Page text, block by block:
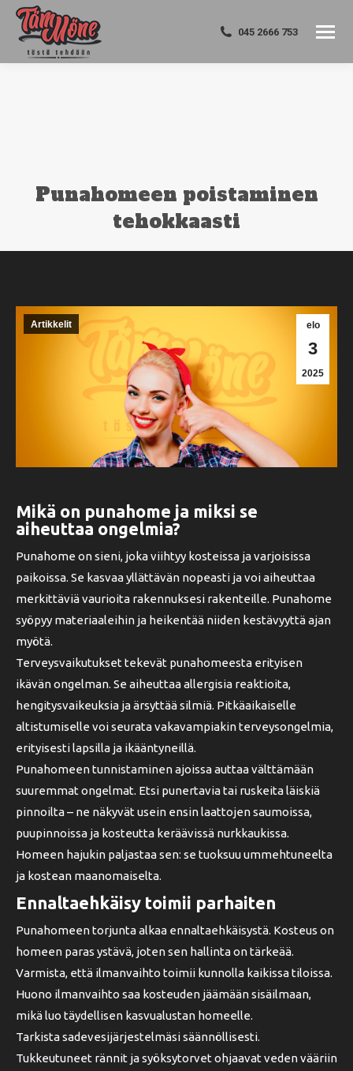
045 2666 753
Punahomeen poistaminen
tehokkaasti
elo
3
2025
Artikkelit
Mikä on punahome ja miksi se
aiheuttaa ongelmia?
Punahome on sieni, joka viihtyy kosteissa ja varjoisissa
paikoissa. Se kasvaa yllättävän nopeasti ja voi aiheuttaa
merkittäviä vaurioita rakennuksesi rakenteille. Punahome
syöpyy materiaaleihin ja heikentää niiden kestävyyttä ajan
myötä.
Terveysvaikutukset tekevät punahomeesta erityisen
ikävän ongelman. Se aiheuttaa allergisia reaktioita,
hengitysvaikeuksia ja ärsyttää silmiä. Pitkäaikaiselle
altistumiselle voi seurata vakavampiakin terveysongelmia,
erityisesti lapsilla ja ikääntyneillä.
Punahomeen tunnistaminen ajoissa auttaa välttämään
suuremmat ongelmat. Etsi punertavia tai ruskeita läiskiä
pinnoilta – ne näkyvät usein ensin laattojen saumoissa,
puupinnoissa ja kosteutta keräävissä nurkkaukissa.
Homeen hajukin paljastaa sen: se tuoksuu ummehtuneelta
ja kostean maanomaiselta.
Ennaltaehkäisy toimii parhaiten
Punahomeen torjunta alkaa ennaltaehkäisystä. Kosteus on
homeen paras ystävä, joten sen hallinta on tärkeää.
Varmista, että ilmanvaihto toimii kunnolla kaikissa tiloissa.
Huono ilmanvaihto saa kosteuden jäämään sisäilmaan,
mikä luo täydellisen kasvualustan homeelle.
Tarkista sadevesijärjestelmäsi säännöllisesti.
Tukkeutuneet rännit ja syöksytorvet ohjaavat veden vääriin